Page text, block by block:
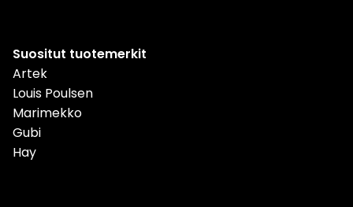
Suositut tuotemerkit
Artek
Louis Poulsen
Marimekko
Gubi
Hay